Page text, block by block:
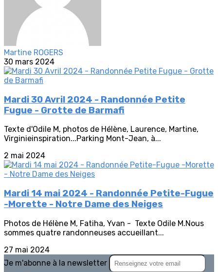
Martine ROGERS
30 mars 2024
Mardi 30 Avril 2024 - Randonnée Petite
Fugue - Grotte de Barmafi
Texte d'Odile M, photos de Hélène, Laurence, Martine,
Virginieinspiration...Parking Mont-Jean, à...
2 mai 2024
Mardi 14 mai 2024 - Randonnée Petite-Fugue
-Morette - Notre Dame des Neiges
Photos de Hélène M, Fatiha, Yvan - Texte Odile M.Nous
sommes quatre randonneuses accueillant...
27 mai 2024
Je m'abonne à la newsletter